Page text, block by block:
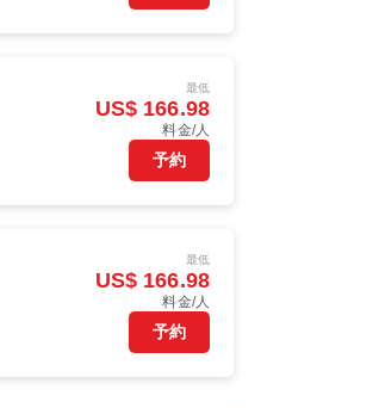
最低
US$ 166.98
料金/人
予約
最低
US$ 166.98
料金/人
予約